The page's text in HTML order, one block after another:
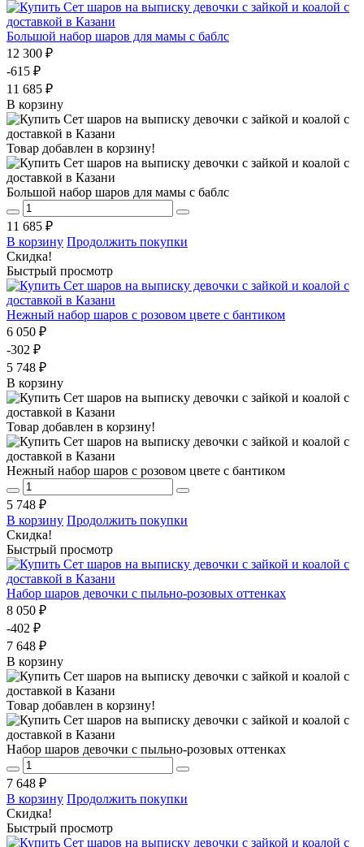
Большой набор шаров для мамы с баблс
12 300 ₽
-615 ₽
11 685 ₽
В корзину
Товар добавлен в корзину!
Большой набор шаров для мамы с баблс
11 685 ₽
В корзину Продолжить покупки
Скидка!
Быстрый просмотр
Нежный набор шаров с розовом цвете с бантиком
6 050 ₽
-302 ₽
5 748 ₽
В корзину
Товар добавлен в корзину!
Нежный набор шаров с розовом цвете с бантиком
5 748 ₽
В корзину Продолжить покупки
Скидка!
Быстрый просмотр
Набор шаров девочки с пыльно-розовых оттенках
8 050 ₽
-402 ₽
7 648 ₽
В корзину
Товар добавлен в корзину!
Набор шаров девочки с пыльно-розовых оттенках
7 648 ₽
В корзину Продолжить покупки
Скидка!
Быстрый просмотр